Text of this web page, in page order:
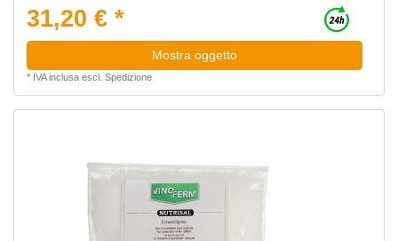
31,20 € *
Mostra oggetto
* IVA inclusaescl. Spedizione